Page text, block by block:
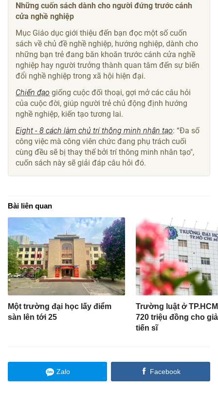
Những cuốn sách dành cho người đứng trước cánh
cửa nghề nghiệp
Mục Giáo dục giới thiệu đến bạn đọc một số cuốn
sách về chủ đề nghề nghiệp, hướng nghiệp, dành cho
những bạn trẻ đang băn khoăn trước cánh cửa nghề
nghiệp hay người trưởng thành quan tâm đến sự biến
đổi nghề nghiệp trong xã hội hiện đại.
Chiến đạo giống cuộc đối thoại, gợi mở các câu hỏi
của cuộc đời, giúp người trẻ chủ động định hướng
nghề nghiệp, kiến tạo tương lai.
Eight - 8 cách làm chủ trí thông minh nhân tạo: “Đa số
công việc mà công viên chức đang phụ trách cuối
cùng đều sẽ bị thay thế bởi trí thông minh nhân tạo",
cuốn sách này sẽ giải đáp câu hỏi đó.
Bài liên quan
Một trường đại học lấy điểm
sàn lên tới 25
Trường luật ở
720 triệu đồng cho
tiến sĩ
Zalo Facebook